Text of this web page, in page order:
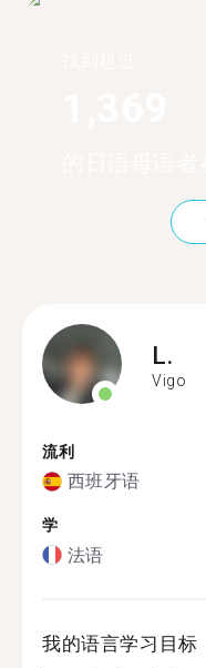
L.
Vigo
流利
西班牙语
学
法语
我的语言学习目标